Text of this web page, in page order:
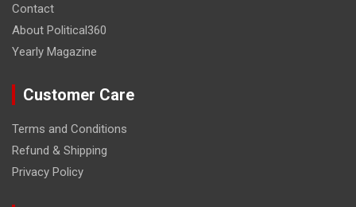
Contact
About Political360
Yearly Magazine
Customer Care
Terms and Conditions
Refund & Shipping
Privacy Policy